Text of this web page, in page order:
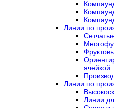
Линии по
ячейкой
Линии по
Линии